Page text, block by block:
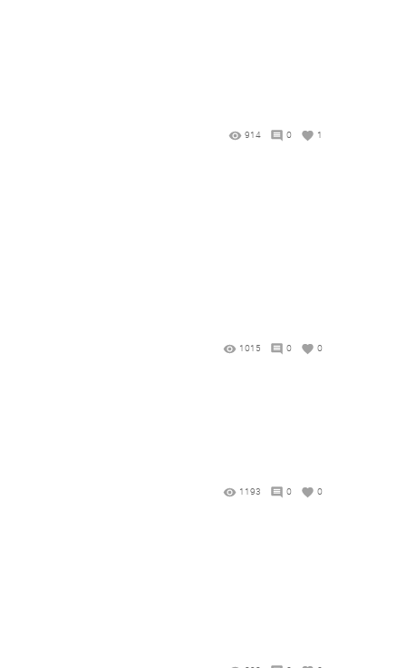
914 0 1
1015 0 0
1193 0 0